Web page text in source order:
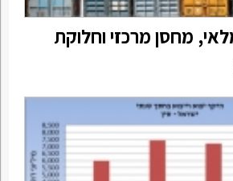
מחסן מרכזי וחלוקת